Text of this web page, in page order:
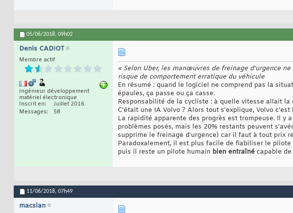
05/06/2018, 09h02
Denis CADIOT
Membre actif
Ingénieur développement
matériel électronique
Inscrit en
Juillet 2016
Messages
58
« Selon Uber, les manœuvres de freinage d'urgence
risque de comportement erratique du véhicule
En résumé : quand le logiciel ne comprend pas la
épaules, ça passe ou ça casse.
Responsabilité de la cycliste : à quelle vitesse allait
C'était une IA Volvo ? Alors tout s'explique, Volvo
La rapidité apparente des progrès est trompeuse. Il y
problèmes posés, mais les 20% restants peuvent
supprime le freinage d'urgence) car il faut à tout prix
Paradoxalement, il est plus facile de fiabiliser le
puis il reste un pilote humain bien entraîné capable
11/06/2018, 07h49
macslan